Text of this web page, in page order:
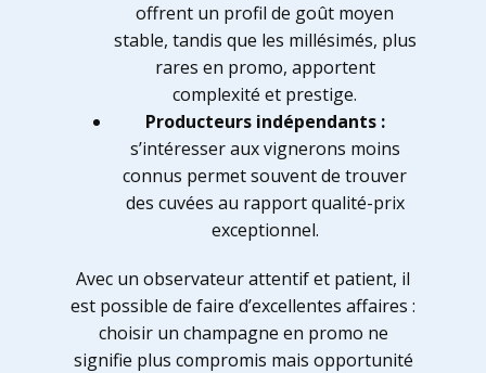
offrent un profil de goût moyen
stable, tandis que les millésimés, plus
rares en promo, apportent
complexité et prestige.
Producteurs indépendants :
s’intéresser aux vignerons moins
connus permet souvent de trouver
des cuvées au rapport qualité-prix
exceptionnel.
Avec un observateur attentif et patient, il
est possible de faire d’excellentes affaires :
choisir un champagne en promo ne
signifie plus compromis mais opportunité